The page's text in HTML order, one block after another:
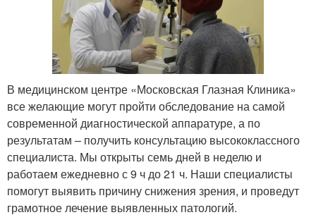
В медицинском центре «Московская Глазная Клиника»
все желающие могут пройти обследование на самой
современной диагностической аппаратуре, а по
результатам – получить консультацию высококлассного
специалиста. Мы открыты семь дней в неделю и
работаем ежедневно с 9 ч до 21 ч. Наши специалисты
помогут выявить причину снижения зрения, и проведут
грамотное лечение выявленных патологий.